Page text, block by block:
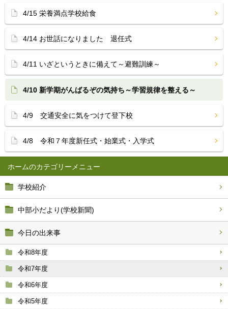
ホーム
学校紹介
中部小だより(学校新聞)
今日の出来事
令和8年度
令和7年度
令和6年度
令和5年度
4/15 栄養満点学校給食
4/14 お世話になりました 退任式
4/11 いざというときに備えて～避難訓練～
4/10 新学期がんばるぞの気持ち～学習規律を整える～
4/9 交通安全に気をつけて登下校
4/8 令和７年度新任式・始業式・入学式